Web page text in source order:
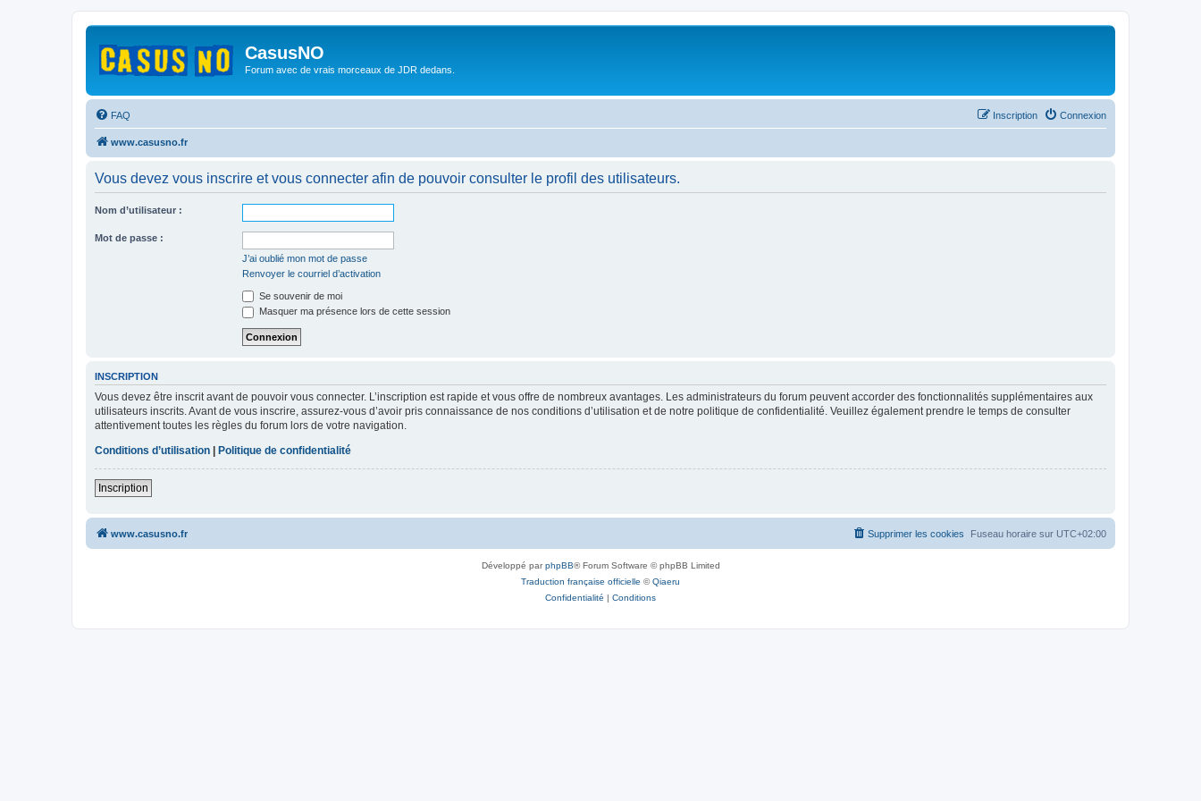
CasusNO
Forum avec de vrais morceaux de JDR dedans.
FAQ Connexion
Inscription
www.casusno.fr
Vous devez vous inscrire et vous connecter afin de pouvoir consulter le profil des utilisateurs.
Nom d’utilisateur :
Mot de passe :
J’ai oublié mon mot de passe
Renvoyer le courriel d’activation
Se souvenir de moi
Masquer ma présence lors de cette session
INSCRIPTION
Vous devez être inscrit avant de pouvoir vous connecter. L’inscription est rapide et vous offre de nombreux avantages. Les administrateurs du forum peuvent accorder des fonctionnalités supplémentaires aux
utilisateurs inscrits. Avant de vous inscrire, assurez-vous d’avoir pris connaissance de nos conditions d’utilisation et de notre politique de confidentialité. Veuillez également prendre le temps de consulter
attentivement toutes les règles du forum lors de votre navigation.
Conditions d’utilisation
Politique de confidentialité
Inscription
www.casusno.fr Fuseau horaire sur UTC+02:00
Supprimer les cookies
Développé parphpBB® Forum Software © phpBB Limited
Traduction française officielle ©Qiaeru
Confidentialité | Conditions